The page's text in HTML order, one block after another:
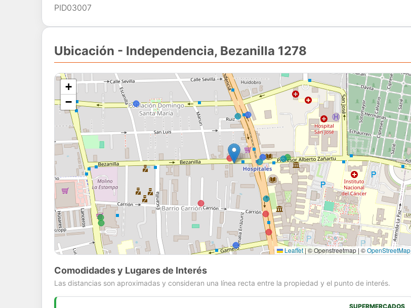
PID03007
Ubicación - Independencia, Bezanilla 1278
+
−
Leaflet |© Openstreetmap | ©OpenStreetMap
Comodidades y Lugares de Interés
Las distancias son aproximadas y consideran una línea recta entre la propiedad y el punto de interés.
SUPERMERCADOS